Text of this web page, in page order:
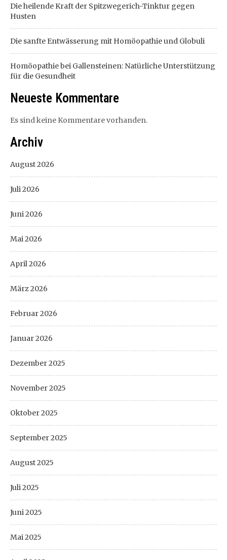
Die heilende Kraft der Spitzwegerich-Tinktur gegen
Husten
Die sanfte Entwässerung mit Homöopathie und Globuli
Homöopathie bei Gallensteinen: Natürliche Unterstützung
für die Gesundheit
Neueste Kommentare
Es sind keine Kommentare vorhanden.
Archiv
August 2026
Juli 2026
Juni 2026
Mai 2026
April 2026
März 2026
Februar 2026
Januar 2026
Dezember 2025
November 2025
Oktober 2025
September 2025
August 2025
Juli 2025
Juni 2025
Mai 2025